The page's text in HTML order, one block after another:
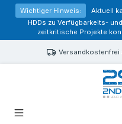
springen
Wichtiger Hinweis:
Aktuell
HDDs zu Verfügbarkeits-
zeitkritische Projekte
Versandkostenfrei